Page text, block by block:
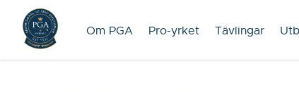
Om PGA Pro-yrket Tävlingar